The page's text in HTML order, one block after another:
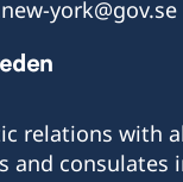
york@gov.se
relations with
and consulates